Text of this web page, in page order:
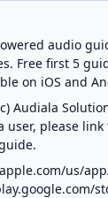
audio
Free first 5
on iOS and
Audiala
user, please
us/